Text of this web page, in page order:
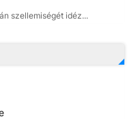
szellemiségét idéz...